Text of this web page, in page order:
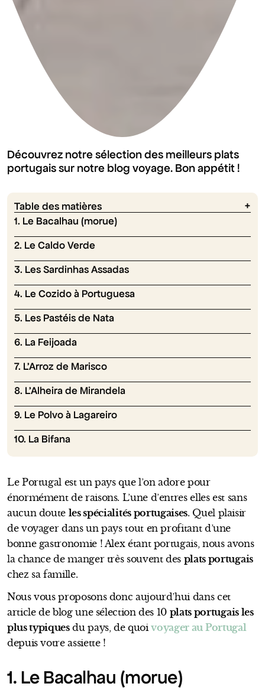
Découvrez notre sélection des meilleurs plats
portugais sur notre blog voyage. Bon appétit !
Table des matières
1. Le Bacalhau (morue)
2. Le Caldo Verde
3. Les Sardinhas Assadas
4. Le Cozido à Portuguesa
5. Les Pastéis de Nata
6. La Feijoada
7. L’Arroz de Marisco
8. L’Alheira de Mirandela
9. Le Polvo à Lagareiro
10. La Bifana
Le Portugal est un pays que l’on adore pour
énormément de raisons. L’une d’entres elles est sans
aucun doute les spécialités portugaises. Quel plaisir
de voyager dans un pays tout en profitant d’une
bonne gastronomie ! Alex étant portugais, nous avons
la chance de manger très souvent des plats portugais
chez sa famille.
Nous vous proposons donc aujourd’hui dans cet
article de blog une sélection des 10 plats portugais les
plus typiquesdu pays, de quoivoyager au Portugal
depuis votre assiette !
1. Le Bacalhau (morue)